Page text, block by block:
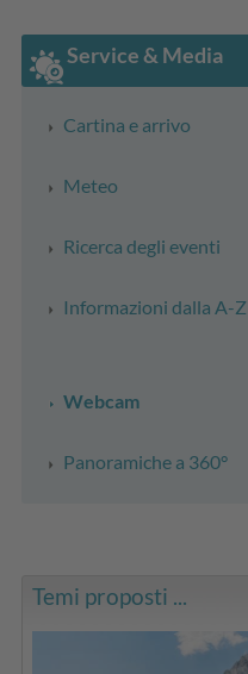
Service & Media
Cartina e arrivo
Meteo
Ricerca degli eventi
Informazioni dalla A-Z
Webcam
Panoramiche a 360°
Temi proposti ...